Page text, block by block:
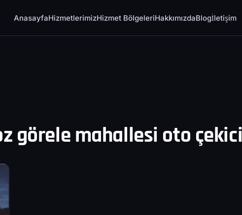
AnasayfaHizmetlerimizHizmet BölgeleriHakkımızdaBlogİletişim
görele mahallesi oto çekici